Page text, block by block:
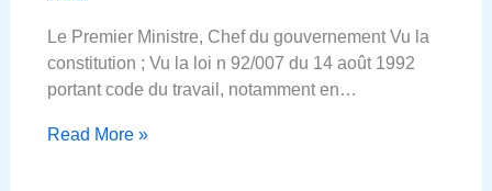
Le Premier Ministre, Chef du gouvernement Vu la
constitution ; Vu la loi n 92/007 du 14 août 1992
portant code du travail, notamment en…
Read More »